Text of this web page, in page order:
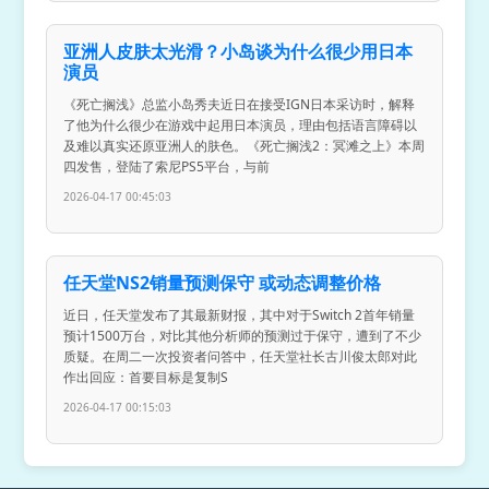
亚洲人皮肤太光滑？小岛谈为什么很少用日本
演员
《死亡搁浅》总监小岛秀夫近日在接受IGN日本采访时，解释
了他为什么很少在游戏中起用日本演员，理由包括语言障碍以
及难以真实还原亚洲人的肤色。《死亡搁浅2：冥滩之上》本周
四发售，登陆了索尼PS5平台，与前
2026-04-17 00:45:03
任天堂NS2销量预测保守 或动态调整价格
近日，任天堂发布了其最新财报，其中对于Switch 2首年销量
预计1500万台，对比其他分析师的预测过于保守，遭到了不少
质疑。在周二一次投资者问答中，任天堂社长古川俊太郎对此
作出回应：首要目标是复制S
2026-04-17 00:15:03